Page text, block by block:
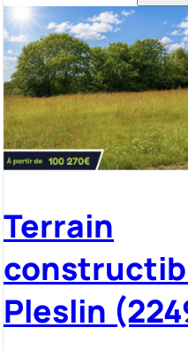
Terrain
Pleslin